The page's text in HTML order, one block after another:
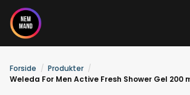
Gå
indholdet
Forside
Produkter
Weleda For Men Active Fresh Shower Gel 200